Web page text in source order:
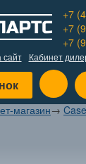
+7
+7
+7
сайт Кабинет
магазин→